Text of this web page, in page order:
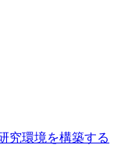
究環境を構築する